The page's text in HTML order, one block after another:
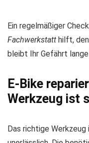
Ein regelmäßiger
Fachwerkstatt hilft,
bleibt Ihr Gefährt
E-Bike
Werkzeug ist
Das richtige